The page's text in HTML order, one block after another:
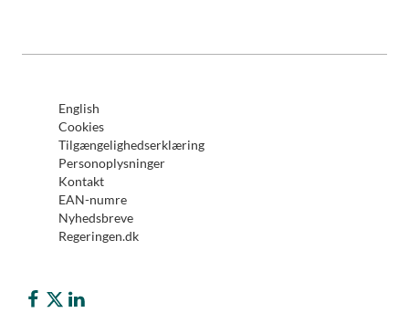
English
Cookies
Tilgængelighedserklæring
Personoplysninger
Kontakt
EAN-numre
Nyhedsbreve
Regeringen.dk
Børne- og Undervisningsministeriet på Facebook
Børne- og Undervisningsministeriet på Twitter (X)
Børne- og Undervisningsministeriet på LinkedIn